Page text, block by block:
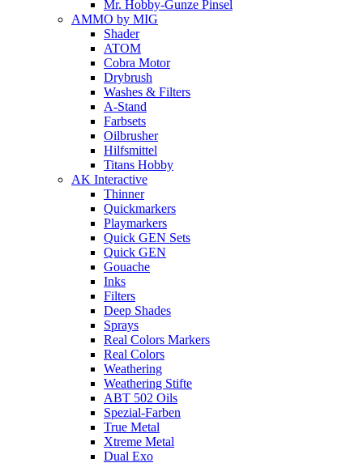
Mr. Hobby-Gunze Pinsel
AMMO by MIG
Shader
ATOM
Cobra Motor
Drybrush
Washes & Filters
A-Stand
Farbsets
Oilbrusher
Hilfsmittel
Titans Hobby
AK Interactive
Thinner
Quickmarkers
Playmarkers
Quick GEN Sets
Quick GEN
Gouache
Inks
Filters
Deep Shades
Sprays
Real Colors Markers
Real Colors
Weathering
Weathering Stifte
ABT 502 Oils
Spezial-Farben
True Metal
Xtreme Metal
Dual Exo